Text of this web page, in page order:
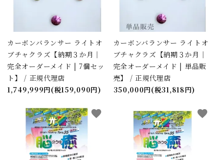
カーボンバランサー ライトオ
ブチャクラズ【納期３か月｜
完全オーダーメイド | 7個セッ
ト】 / 正規代理店
1,749,999円(税159,090円)
カーボンバランサー ライトオ
ブチャクラズ【納期３か月｜
完全オーダーメイド | 単品販
売】 / 正規代理店
350,000円(税31,818円)
favorite favorite